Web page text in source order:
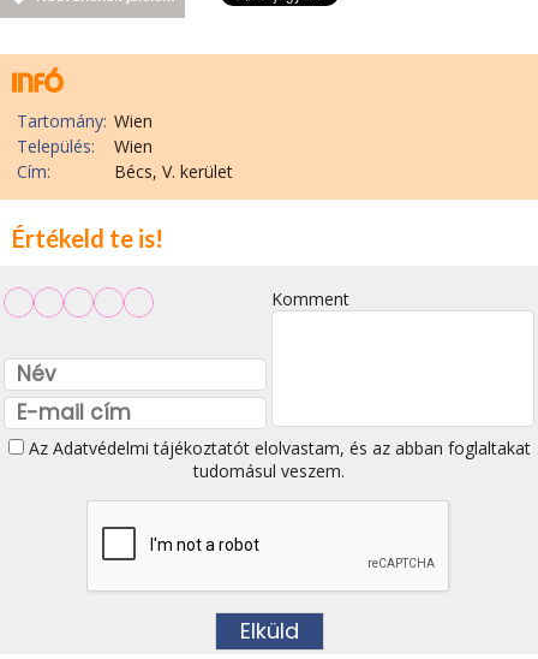
Tartomány: Wien
Település:
Wien
Cím:
Bécs, V. kerület
Értékeld te is!
Komment
Az Adatvédelmi tájékoztatótelolvastam, és az abban foglaltakat
tudomásul veszem.